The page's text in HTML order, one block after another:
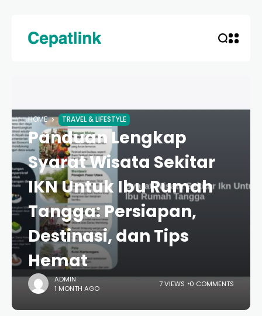
HOME TRAVEL & LIFESTYLE
Panduan Lengkap
Syarat Wisata Sekitar
IKN Untuk Ibu Rumah
Tangga: Persiapan,
Destinasi, dan Tips
Hemat
ADMIN
1 MONTH AGO
7 VIEWS 0 COMMENTS